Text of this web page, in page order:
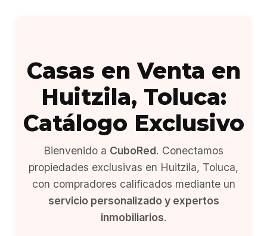
Casas en Venta en
Huitzila, Toluca:
Catálogo Exclusivo
Bienvenido a CuboRed. Conectamos
propiedades exclusivas en Huitzila, Toluca,
con compradores calificados mediante un
servicio personalizado y expertos
inmobiliarios.